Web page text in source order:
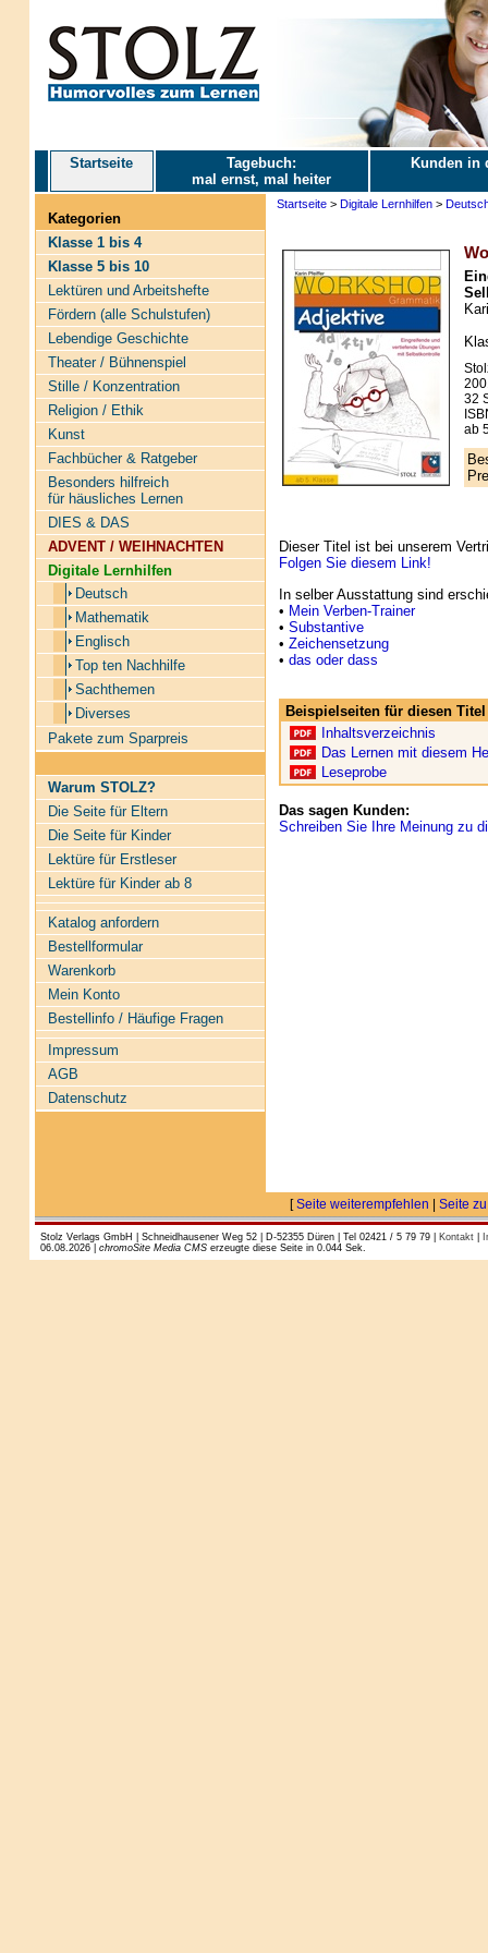
Startseite
Tagebuch:
mal ernst, mal heiter
Kunden in
Kategorien
Klasse 1 bis 4
Klasse 5 bis 10
Lektüren und Arbeitshefte
Fördern (alle Schulstufen)
Lebendige Geschichte
Theater / Bühnenspiel
Stille / Konzentration
Religion / Ethik
Kunst
Fachbücher & Ratgeber
Besonders hilfreich
für häusliches Lernen
DIES & DAS
ADVENT / WEIHNACHTEN
Digitale Lernhilfen
Deutsch
Mathematik
Englisch
Top ten Nachhilfe
Sachthemen
Diverses
Pakete zum Sparpreis
Warum STOLZ?
Die Seite für Eltern
Die Seite für Kinder
Lektüre für Erstleser
Lektüre für Kinder ab 8
Katalog anfordern
Bestellformular
Warenkorb
Mein Konto
Bestellinfo / Häufige Fragen
Impressum
AGB
Datenschutz
Startseite> Digitale Lernhilfen>
32
ab
Dieser Titel ist bei unserem
Folgen Sie diesem Link!
In selber Ausstattung sind
• Mein Verben-Trainer
• Substantive
• Zeichensetzung
• das oder dass
Beispielseiten für diesen
Inhaltsverzeichnis
Das Lernen mit diesem
Leseprobe
Das sagen Kunden:
Schreiben Sie Ihre Meinung zu
[Seite weiterempfehlen Seite
Stolz Verlags GmbH | Schneidhausener Weg 52 | D-52355 Düren | Tel 02421 / 5 79 79 | Kontakt|
06.08.2026 | chromoSite Media CMSerzeugte diese Seite in 0.044 Sek.